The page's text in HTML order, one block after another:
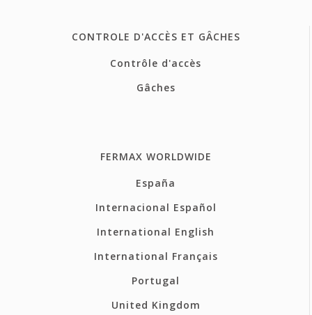
CONTROLE D'ACCÈS ET GÂCHES
Contrôle d'accès
Gâches
FERMAX WORLDWIDE
España
Internacional Español
International English
International Français
Portugal
United Kingdom